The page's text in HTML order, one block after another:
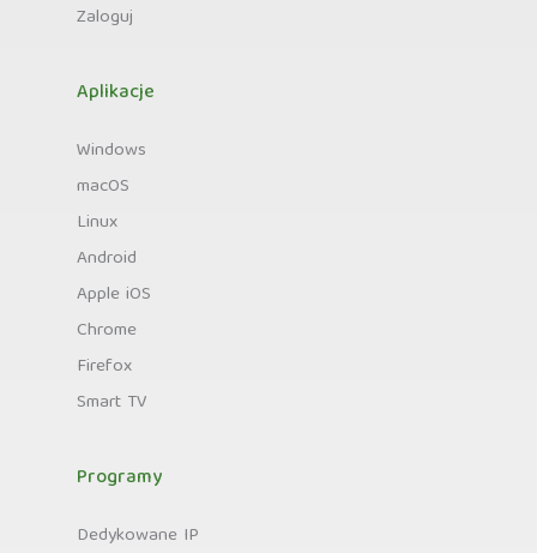
Zaloguj
Aplikacje
Windows
macOS
Linux
Android
Apple iOS
Chrome
Firefox
Smart TV
Programy
Dedykowane IP